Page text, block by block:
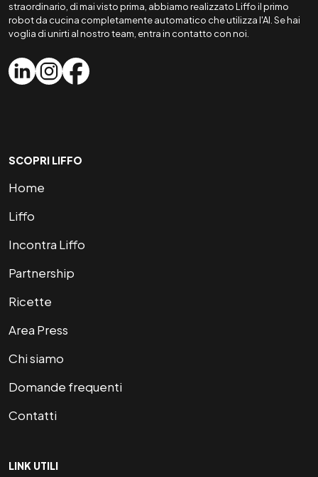
straordinario, di mai visto prima, abbiamo realizzato Liffo il primo
robot da cucina completamente automatico che utilizza l'AI. Se hai
voglia di unirti al nostro team, entra in contatto con noi.
SCOPRI LIFFO
Home
Liffo
Incontra Liffo
Partnership
Ricette
Area Press
Chi siamo
Domande frequenti
Contatti
LINK UTILI